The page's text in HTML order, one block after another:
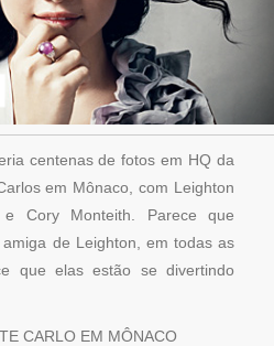
centenas de fotos em HQ da
em Mônaco, com Leighton
e Cory Monteith. Parece que
de Leighton, em todas as
que elas estão se divertindo
CARLO EM MÔNACO